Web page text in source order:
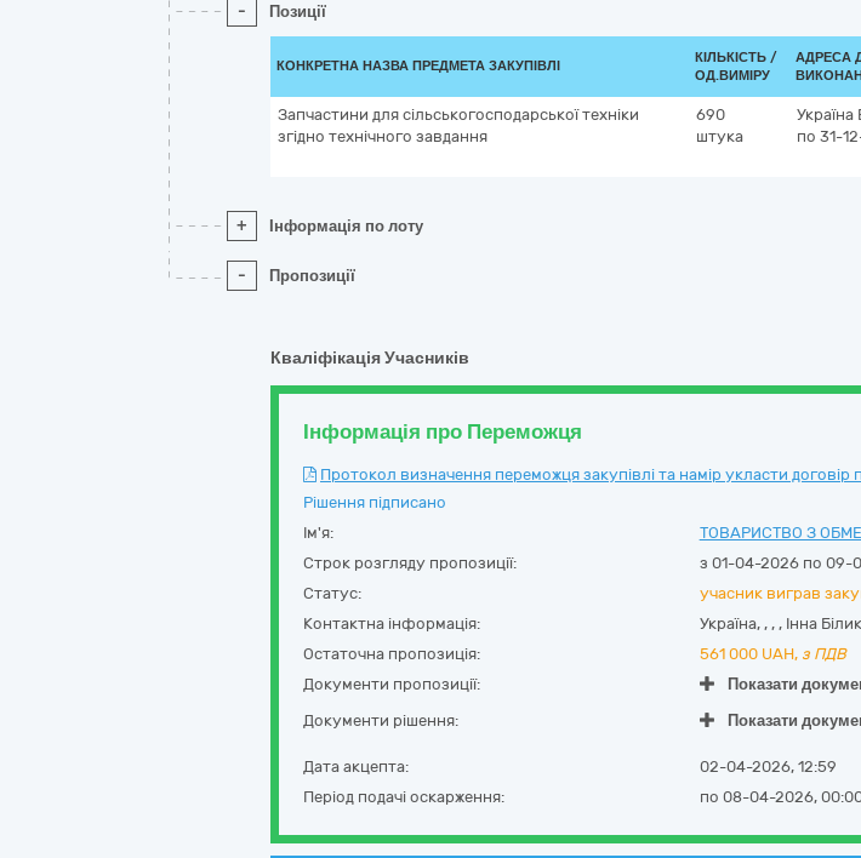
- Позиції
КОНКРЕТНА НАЗВА ПРЕДМЕТА ЗАКУПІВЛІ
КІЛЬКІСТЬ /
ОД.ВИМІРУ
АДРЕСА
Запчастини для сільськогосподарської техніки
згідно технічного завдання
690
штука
Україна
по 31-
+ Інформація по лоту
- Пропозиції
Кваліфікація Учасників
Інформація про Переможця
Протокол визначення переможця закупівлі та намір укласти
Рішення підписано
Ім'я:
ТОВАРИСТВО З
Строк розгляду пропозиції:
з 01-04-2026 по 09-
Статус:
учасник виграв
Контактна інформація:
Україна, , , , Інна Білик
Остаточна пропозиція:
561 000 UAH, з ПДВ
Документи пропозиції:
Показати
Документи рішення:
Показати
Дата акцепта:
02-04-2026, 12:59
Період подачі оскарження:
по 08-04-2026,